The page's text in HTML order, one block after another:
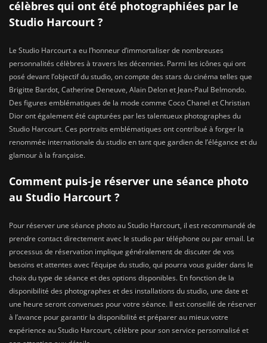
célèbres qui ont été photographiées par le
Studio Harcourt ?
Le Studio Harcourt a eu l’honneur d’immortaliser de nombreuses
personnalités célèbres à travers les décennies. Parmi les icônes qui ont
posé devant l’objectif du studio, on compte des stars du cinéma telles que
Brigitte Bardot, Catherine Deneuve, Alain Delon et Jean-Paul Belmondo.
Des figures emblématiques de la mode comme Coco Chanel et Christian
Dior ont également été capturées par les talentueux photographes du
Studio Harcourt. Ces portraits emblématiques ont contribué à forger la
renommée internationale du studio en tant que gardien de l’élégance et du
glamour à la française.
Comment puis-je réserver une séance photo
au Studio Harcourt ?
Pour réserver une séance photo au Studio Harcourt, il est recommandé de
prendre contact directement avec le studio par téléphone ou par email. Le
processus de réservation implique généralement de discuter de vos
besoins et attentes avec l’équipe du studio, qui pourra vous guider dans le
choix du type de séance et des options disponibles. En fonction de la
disponibilité des photographes et des installations du studio, une date et
une heure seront convenues pour votre séance. Il est conseillé de réserver
à l’avance pour garantir la disponibilité et préparer au mieux votre
expérience au Studio Harcourt, célèbre pour son service personnalisé et